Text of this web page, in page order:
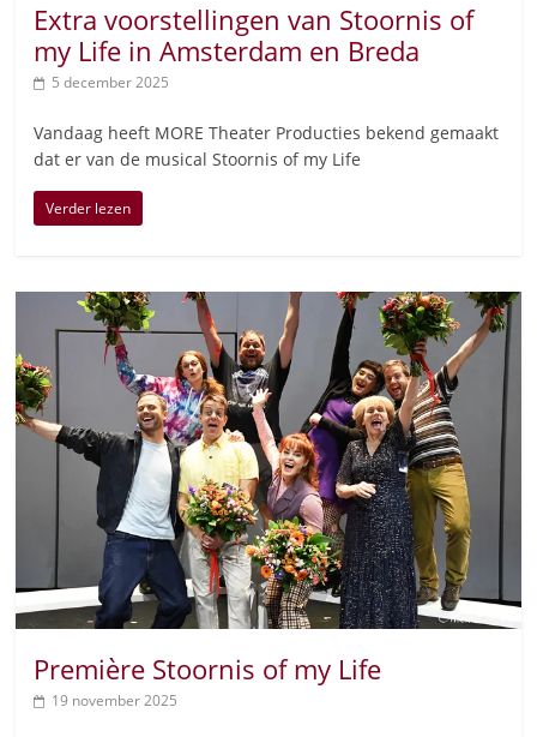
Extra voorstellingen van Stoornis of
my Life in Amsterdam en Breda
5 december 2025
Vandaag heeft MORE Theater Producties bekend gemaakt
dat er van de musical Stoornis of my Life
Verder lezen
Première Stoornis of my Life
19 november 2025